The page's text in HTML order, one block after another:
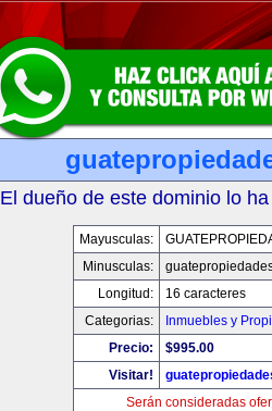
El dueño de este dominio lo
Mayusculas:
Minusculas:
Longitud:
16 caracteres
Categorias:
Inmuebles y
Precio:
$995.00
Visitar!
Serán consideradas